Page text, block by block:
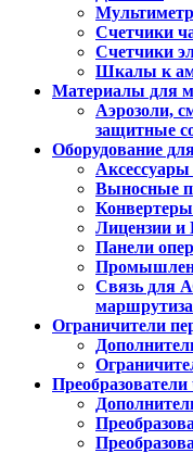
Счетчики
Счетчики
Шкалы к
Материалы для
Аэрозоли,
защитные
Оборудование
Выносные
Лицензии
Панели
Связь для
Ограничители
Преобразователи